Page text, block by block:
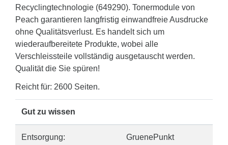
Recyclingtechnologie (649290). Tonermodule von
Peach garantieren langfristig einwandfreie Ausdrucke
ohne Qualitätsverlust. Es handelt sich um
wiederaufbereitete Produkte, wobei alle
Verschleissteile vollständig ausgetauscht werden.
Qualität die Sie spüren!
Reicht für: 2600 Seiten.
Gut zu wissen
Entsorgung: GruenePunkt